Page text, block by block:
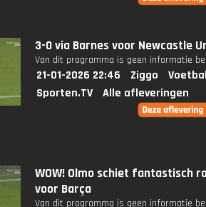
3-0 via Barnes voor Newcastle
Van dit programma is geen informatie
21-01-2026 22:46 Ziggo
Sporten.TV
Alle afleveringen
WOW! Olmo schiet fantastisch
voor Barça
Van dit programma is geen informatie